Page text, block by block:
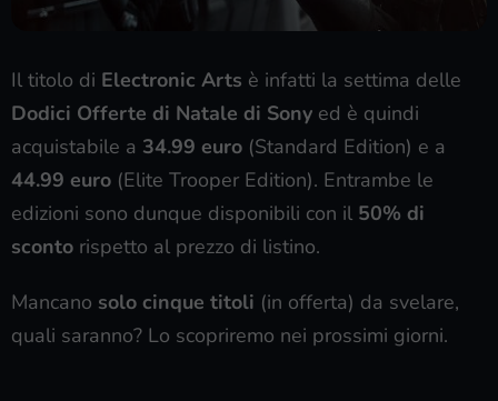
Il titolo di Electronic Arts è infatti la settima delle
Dodici Offerte di Natale di Sony ed è quindi
acquistabile a 34.99 euro (Standard Edition) e a
44.99 euro (Elite Trooper Edition). Entrambe le
edizioni sono dunque disponibili con il 50% di
sconto rispetto al prezzo di listino.
Mancano solo cinque titoli (in offerta) da svelare,
quali saranno? Lo scopriremo nei prossimi giorni.